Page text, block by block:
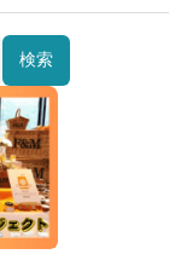
検索